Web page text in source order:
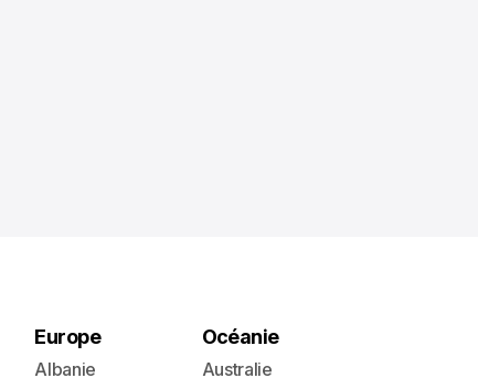
Europe
Albanie
Océanie
Australie